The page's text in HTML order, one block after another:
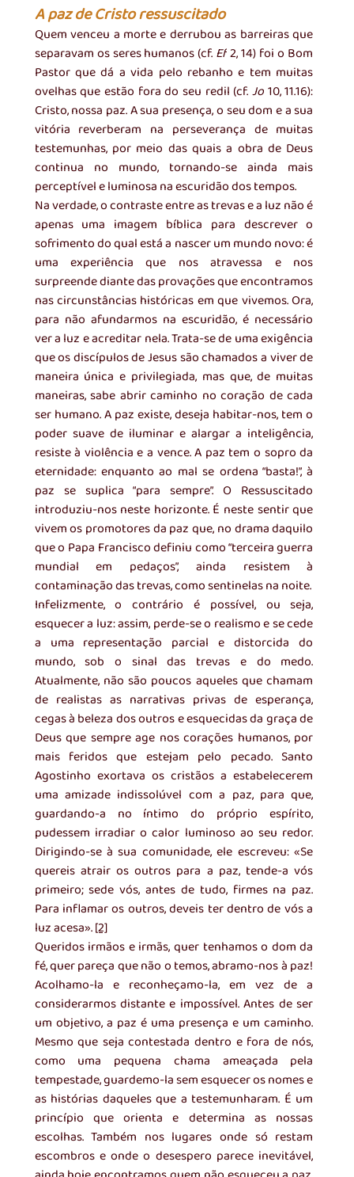
A paz de Cristo ressuscitado
Quem venceu a morte e derrubou as barreiras que
separavam os seres humanos (cf. Ef 2, 14) foi o Bom
Pastor que dá a vida pelo rebanho e tem muitas
ovelhas que estão fora do seu redil (cf. Jo 10, 11.16):
Cristo, nossa paz. A sua presença, o seu dom e a sua
vitória reverberam na perseverança de muitas
testemunhas, por meio das quais a obra de Deus
continua no mundo, tornando-se ainda mais
perceptível e luminosa na escuridão dos tempos.
Na verdade, o contraste entre as trevas e a luz não é
apenas uma imagem bíblica para descrever o
sofrimento do qual está a nascer um mundo novo: é
uma experiência que nos atravessa e nos
surpreende diante das provações que encontramos
nas circunstâncias históricas em que vivemos. Ora,
para não afundarmos na escuridão, é necessário
ver a luz e acreditar nela. Trata-se de uma exigência
que os discípulos de Jesus são chamados a viver de
maneira única e privilegiada, mas que, de muitas
maneiras, sabe abrir caminho no coração de cada
ser humano. A paz existe, deseja habitar-nos, tem o
poder suave de iluminar e alargar a inteligência,
resiste à violência e a vence. A paz tem o sopro da
eternidade: enquanto ao mal se ordena “basta!”, à
paz se suplica “para sempre”. O Ressuscitado
introduziu-nos neste horizonte. É neste sentir que
vivem os promotores da paz que, no drama daquilo
que o Papa Francisco definiu como “terceira guerra
mundial em pedaços”, ainda resistem à
contaminação das trevas, como sentinelas na noite.
Infelizmente, o contrário é possível, ou seja,
esquecer a luz: assim, perde-se o realismo e se cede
a uma representação parcial e distorcida do
mundo, sob o sinal das trevas e do medo.
Atualmente, não são poucos aqueles que chamam
de realistas as narrativas privas de esperança,
cegas à beleza dos outros e esquecidas da graça de
Deus que sempre age nos corações humanos, por
mais feridos que estejam pelo pecado. Santo
Agostinho exortava os cristãos a estabelecerem
uma amizade indissolúvel com a paz, para que,
guardando-a no íntimo do próprio espírito,
pudessem irradiar o calor luminoso ao seu redor.
Dirigindo-se à sua comunidade, ele escreveu: «Se
quereis atrair os outros para a paz, tende-a vós
primeiro; sede vós, antes de tudo, firmes na paz.
Para inflamar os outros, deveis ter dentro de vós a
luz acesa». [2]
Queridos irmãos e irmãs, quer tenhamos o dom da
fé, quer pareça que não o temos, abramo-nos à paz!
Acolhamo-la e reconheçamo-la, em vez de a
considerarmos distante e impossível. Antes de ser
um objetivo, a paz é uma presença e um caminho.
Mesmo que seja contestada dentro e fora de nós,
como uma pequena chama ameaçada pela
tempestade, guardemo-la sem esquecer os nomes e
as histórias daqueles que a testemunharam. É um
princípio que orienta e determina as nossas
escolhas. Também nos lugares onde só restam
escombros e onde o desespero parece inevitável,